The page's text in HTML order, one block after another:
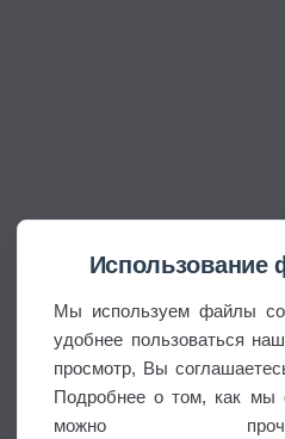
Использование
Мы используем файлы
удобнее пользоваться
просмотр, Вы
Подробнее о том, как мы
можно